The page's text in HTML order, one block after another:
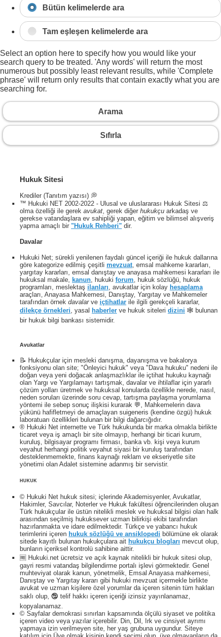
Bütün kelimelerde ara
Tam eşleşen kelimelerde ara
Select an option here to specify how you would like your
search query to be treated. 'Any words' will return the most
numerous but possibly least relevant results, while 'Complete
phrase' will return only results that contain exactly what you are
searching for.
Arama
Sıfırla
Hukuk Sitesi
Krediler (Tanıtım yazısı) 💭
™ Hukuki NET 2002-2022 - Ulusal ve uluslararası Hukuk Sitesi ⚖️
olma özelliği ile gerek avukat , gerek diğer hukukçu arkadaş ve
gerekse vatandaşlara ev sahipliği yapan, eğitim ve bilimsel alışveriş
yapma amaçlı bir "Hukuk Rehberi" dir.
Davalar
Hukuki Net; sürekli yenilenen faydalı güncel içeriği ile hukuk dallarına
göre kategorize edilmiş çeşitli mevzuat, emsal mahkeme kararları,
yargıtay kararları, emsal danıştay ve anayasa mahkemesi kararları ile
hukuksal makale, kanun, hukuki forum, hukuk sözlüğü, hukuk
programları, meslektaş ilanları, avukatlar için kolay hesaplama
araçları, Anayasa Mahkemesi, Danıştay, Yargıtay ve Mahkemeler
tarafından örnek davalarve içtihatlar ile ilgili gerekçeli kararlar,
dilekçe örnekleri, yasal haberler ve hukuk siteleri dizini 🕸 bulunan
bir hukuk bilgi bankası sistemidir.
Avukatlar
📝 Hukukçular için mesleki danışma, dayanışma ve bakalorya
fonksiyonu olan site; "Önleyici hukuk" veya "Dava hukuku" nedeni ile
doğan veya yeni doğacak anlaşmazlıklar ile içtihat hukuku kaynağı
olan Yargı ve Yargılamayı tartışmak, davalar ve ihtilaflar için yararlı
çözüm yolları üretmek ve hukuksal konularda özellikle nerede, nasıl,
neden soruları üzerinde soru cevap, tartışma paylaşma yorumlama
yöntemi ile sebep sonuç ilişkisi kurarak 💬, Mahkemelerin dava
yükünü hafifletmeyi de amaçlayan suigeneris (kendine özgü) hukuk
laboratuarı özellikleri bulunan bir bilgi dağarcığıdır.
® Hukuki Net internette ve Türk hukukunda bir marka olmakla birlikte
ticaret veya iş amaçlı bir site olmayıp, herhangi bir ticari kurum,
kuruluş, bilgisayar programı firması, banka vb. kişi veya kurum
veyahut herhangi politik veyahut siyasi bir kuruluş tarafından
desteklenmemekte, finans kaynağı reklam ve ekseriyetle site
yönetimi olan Adalet sistemine adanmış bir servistir.
HUKUK
© Hukuki Net hukuk sitesi; içlerinde Akademisyenler, Avukatlar,
Hakimler, Savcılar, Noterler ve Hukuk fakültesi öğrencilerinden oluşan
Türk hukukçular ile üstün nitelikli meslek ve hukuksal bilgisi olan halk
arasından seçilmiş hukuksever uzman bilirkişi ekibi tarafından
hazırlanmakta ve idare edilmektedir. Türkçe ve yabancı hukuk
terimlerini içeren hukuk sözlüğü ve ansiklopedi bölümüne ek olarak
sitede kayıtlı bulunan hukukçulara ait hukukçu blogları mevcut olup,
bunların içeriksel kontrolü sahibine aittir.
🆓 Hukuki.net ücretsiz ve açık kaynak nitelikli bir hukuk sitesi olup,
gayri resmi vatandaş bilgilendirme portalı işlevi görmektedir. Genel
muhteviyat olarak kanun, yönetmelik, Emsal Anayasa mahkemesi,
Danıştay ve Yargıtay kararı gibi hukuki mevzuat içermekle birlikte
avukat ve uzman kişilere özel yorumlar da içeren sitenin tüm hakları
saklı olup, 🕲 telif hakkı içeren içeriği izinsiz yayınlanamaz,
kopyalanamaz.
© Sayfalar demokrasi sınırları kapsamında ölçülü siyaset ve politika
içeren video veya yazılar içerebilir. Din, Dil, Irk ve cinsiyet ayrımı
yapmaya izin verilmeyen site, her yaş grubuna uygundur. Siteye